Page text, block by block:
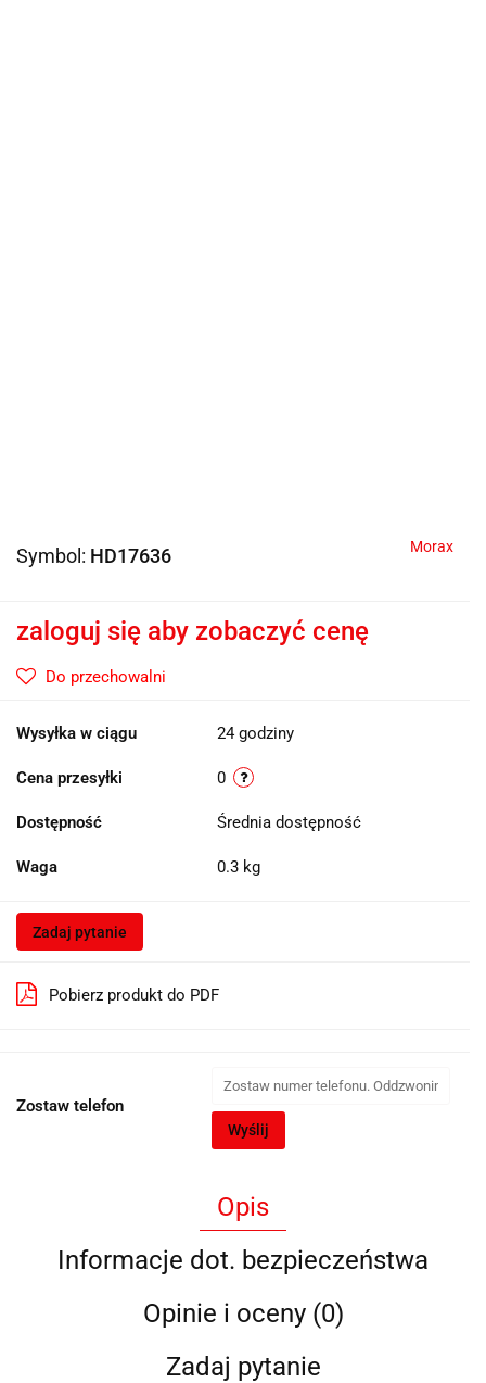
Symbol: HD17636 Morax
zaloguj się aby zobaczyć cenę
Do przechowalni
Wysyłka w ciągu 24 godziny
Cena przesyłki 0
Dostępność Średnia dostępność
Waga 0.3 kg
Zadaj pytanie
Pobierz produkt do PDF
Zostaw telefon
Wyślij
Opis
Informacje dot. bezpieczeństwa
Opinie i oceny (0)
Zadaj pytanie